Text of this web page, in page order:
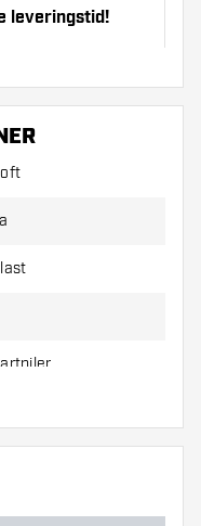
leveringstid!
baggrund og
sort på sort ses
af fabrikationsfejl.